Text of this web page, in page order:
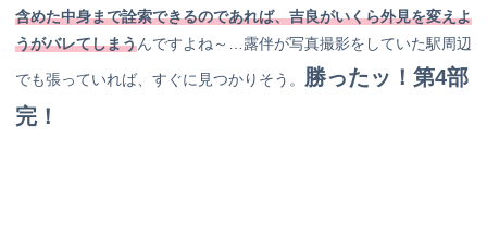
含めた中身まで詮索できるのであれば、吉良がいくら外見を変えよ
うがバレてしまうんですよね～…露伴が写真撮影をしていた駅周辺
でも張っていれば、すぐに見つかりそう。
勝ったッ！第4部
完！